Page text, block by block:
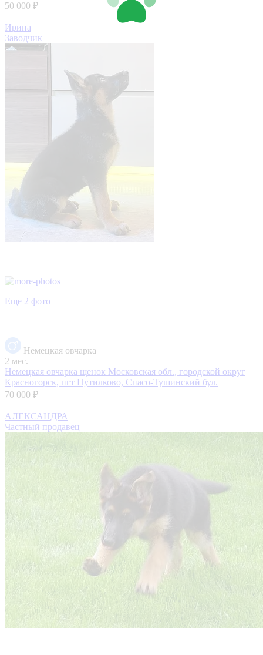
50 000 ₽
Ирина
Заводчик
Еще 2 фото
Немецкая овчарка
2 мес.
Немецкая овчарка щенок Московская обл., городской округ
Красногорск, пгт Путилково, Спасо-Тушинский бул.
70 000 ₽
АЛЕКСАНДРА
Частный продавец